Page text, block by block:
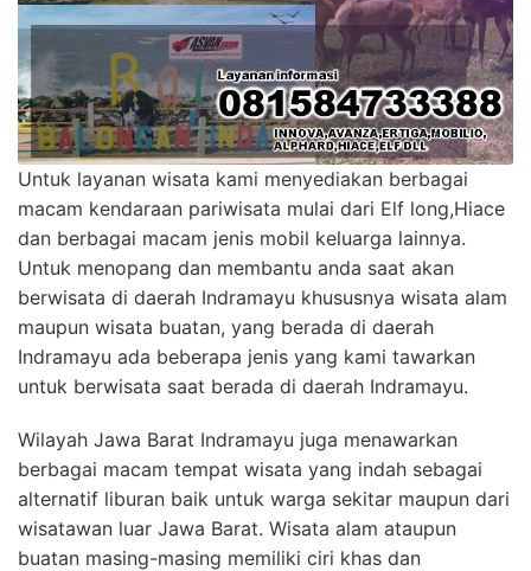
Untuk layanan wisata kami menyediakan berbagai
macam kendaraan pariwisata mulai dari Elf long,Hiace
dan berbagai macam jenis mobil keluarga lainnya.
Untuk menopang dan membantu anda saat akan
berwisata di daerah Indramayu khususnya wisata alam
maupun wisata buatan, yang berada di daerah
Indramayu ada beberapa jenis yang kami tawarkan
untuk berwisata saat berada di daerah Indramayu.
Wilayah Jawa Barat Indramayu juga menawarkan
berbagai macam tempat wisata yang indah sebagai
alternatif liburan baik untuk warga sekitar maupun dari
wisatawan luar Jawa Barat. Wisata alam ataupun
buatan masing-masing memiliki ciri khas dan